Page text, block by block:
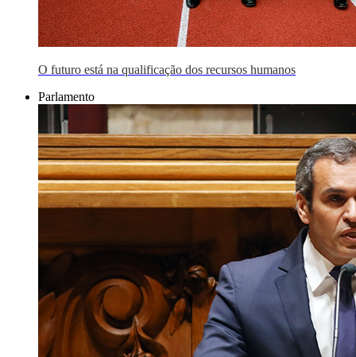
O futuro está na qualificação dos recursos humanos
Parlamento